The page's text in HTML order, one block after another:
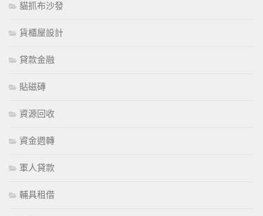
貓抓布沙發
貨櫃屋設計
貸款金融
貼磁磚
資源回收
資金週轉
軍人貸款
輔具租借